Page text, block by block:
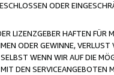
ODER
LIZENZGEBER HAFTEN
ODER GEWINNE,
WENN WIR AUF DIE
DEN SERVICEANGEBOTEN